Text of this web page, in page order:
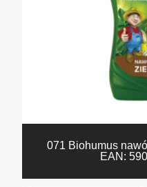
071 Biohumus
EAN: